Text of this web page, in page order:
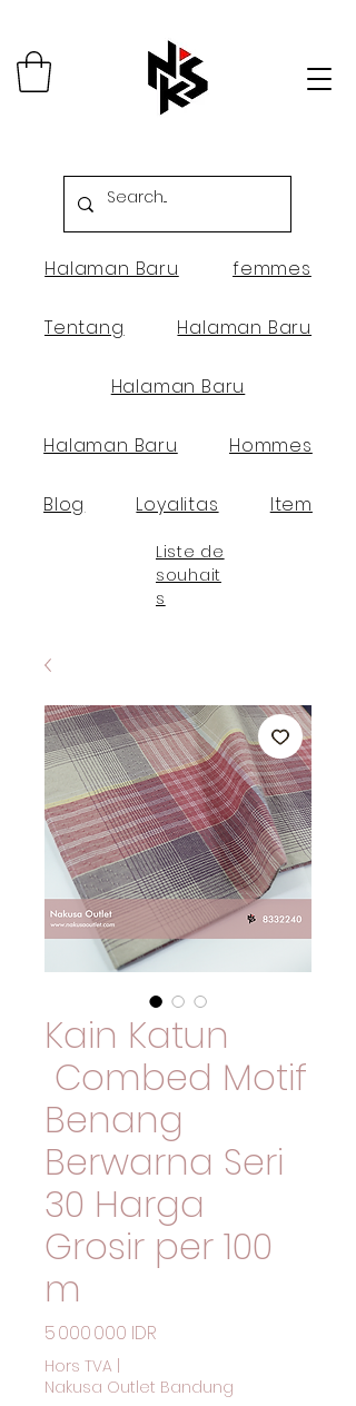
Halaman Baru femmes
Tentang Halaman Baru
Halaman Baru
Halaman Baru Hommes
Blog Loyalitas Item
Liste de
souhait
s
Kain Katun
Combed Motif
Benang
Berwarna Seri
30 Harga
Grosir per 100
m
5 000 000 IDR
Hors TVA
Nakusa Outlet Bandung